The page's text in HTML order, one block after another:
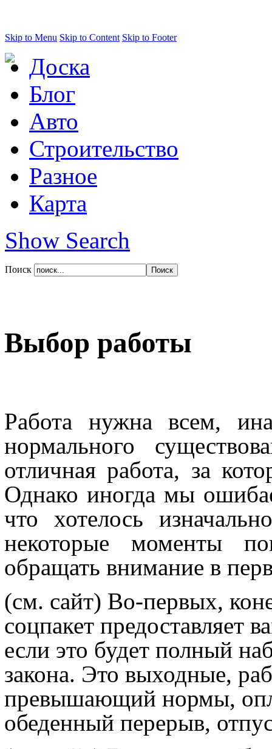
Skip to Menu Skip to Content Skip to Footer
Доска
Блог
Авто
Строительство
Разное
Карта
Show Search
Поиск
Выбор работы
Работа нужна всем,
нормального
отличная работа, за
Однако иногда мы
что хотелось
некоторые моменты
обращать внимание в
(см. сайт) Во-первых,
соцпакет предоставляет
если это будет полный
закона. Это выходные,
превышающий нормы,
обеденный перерыв,